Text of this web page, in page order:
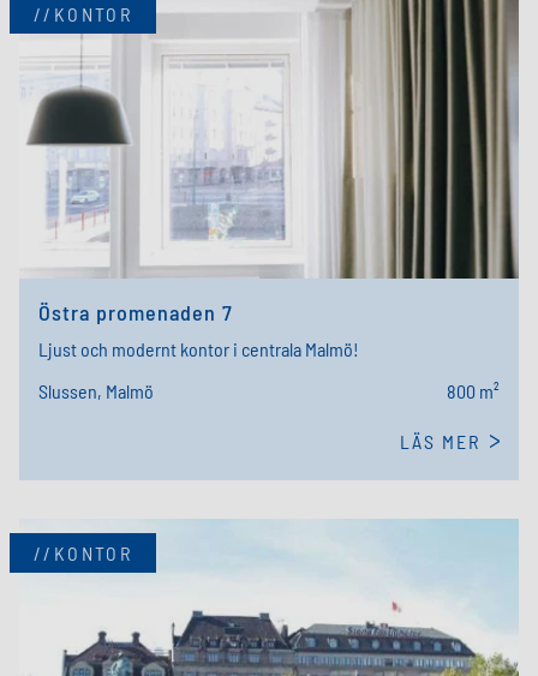
//KONTOR
Östra promenaden 7
Ljust och modernt kontor i centrala Malmö!
Slussen, Malmö
800 m²
LÄS MER
//KONTOR